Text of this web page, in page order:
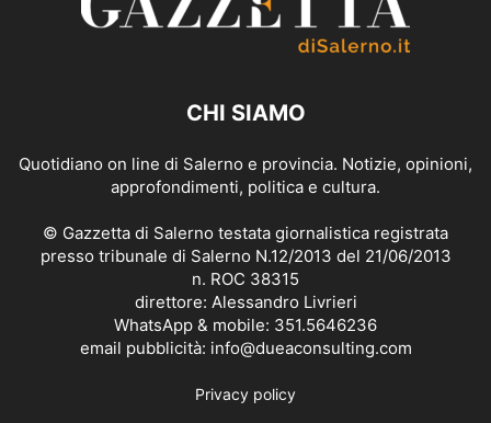
CHI SIAMO
Quotidiano on line di Salerno e provincia. Notizie, opinioni,
approfondimenti, politica e cultura.
© Gazzetta di Salerno testata giornalistica registrata
presso tribunale di Salerno N.12/2013 del 21/06/2013
n. ROC 38315
direttore: Alessandro Livrieri
WhatsApp & mobile: 351.5646236
email pubblicità: info@dueaconsulting.com
Privacy policy